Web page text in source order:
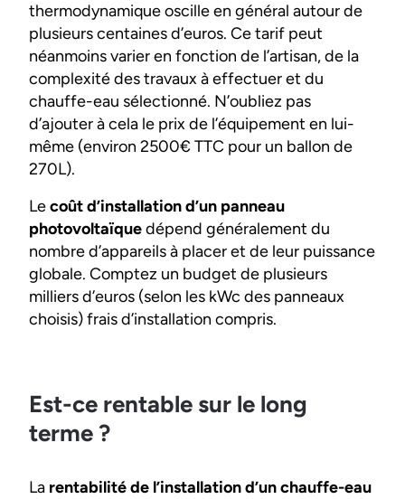
thermodynamique oscille en général autour de
plusieurs centaines d’euros. Ce tarif peut
néanmoins varier en fonction de l’artisan, de la
complexité des travaux à effectuer et du
chauffe-eau sélectionné. N’oubliez pas
d’ajouter à cela le prix de l’équipement en lui-
même (environ 2500€ TTC pour un ballon de
270L).
Lecoût d’installation d’un panneau
photovoltaïquedépend généralement du
nombre d’appareils à placer et de leur puissance
globale. Comptez un budget de plusieurs
milliers d’euros (selon les kWc des panneaux
choisis) frais d’installation compris.
Est-ce rentable sur le long
terme ?
La rentabilité de l’installation d’un chauffe-eau